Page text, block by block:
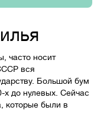
часто носит
вся
Большой бум
х до нулевых. Сейчас
которые были в